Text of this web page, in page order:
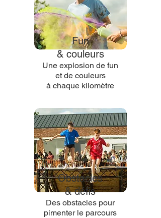
Fun
& couleurs
Une explosion de fun
et de couleurs
à chaque kilomètre
Obstacles
& défis
Des obstacles pour
pimenter le parcours